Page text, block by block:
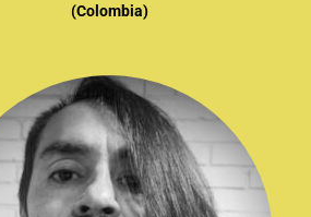
(Colombia)